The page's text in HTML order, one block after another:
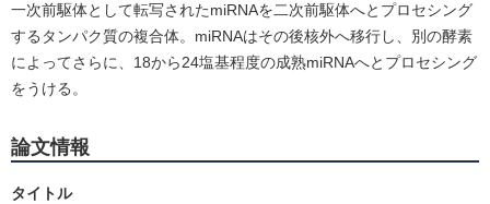
一次前駆体として転写されたmiRNAを二次前駆体へとプロセシング
するタンパク質の複合体。miRNAはその後核外へ移行し、別の酵素
によってさらに、18から24塩基程度の成熟miRNAへとプロセシング
をうける。
論文情報
タイトル